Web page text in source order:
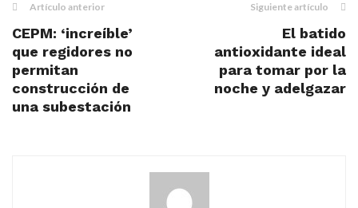
Artículo anterior
CEPM: ‘increíble’
que regidores no
permitan
construcción de
una subestación
Siguiente artículo
El batido
antioxidante ideal
para tomar por la
noche y adelgazar